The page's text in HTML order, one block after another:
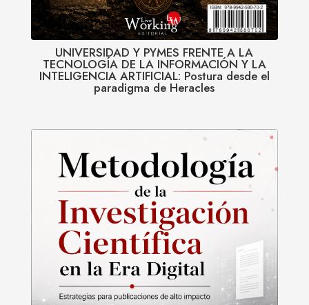
UNIVERSIDAD Y PYMES FRENTE A LA
TECNOLOGÍA DE LA INFORMACIÓN Y LA
INTELIGENCIA ARTIFICIAL: Postura desde el
paradigma de Heracles